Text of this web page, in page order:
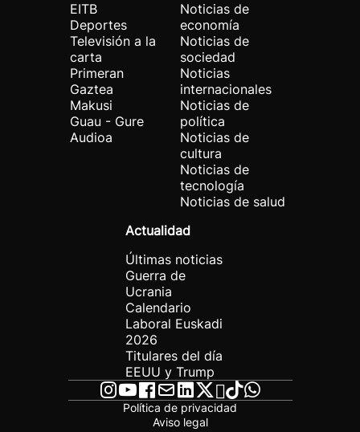
EITB
Deportes
Televisión a la
carta
Primeran
Gaztea
Makusi
Guau - Gure
Audioa
Noticias de
economía
Noticias de
sociedad
Noticias
internacionales
Noticias de
política
Noticias de
cultura
Noticias de
tecnología
Noticias de salud
Actualidad
Últimas noticias
Guerra de
Ucrania
Calendario
Laboral Euskadi
2026
Titulares del día
EEUU y Trump
Política de privacidad
Aviso legal